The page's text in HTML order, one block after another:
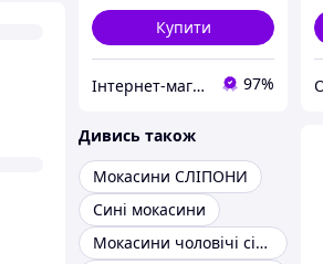
Купити
Інтернет-магазин Minimalka.com - мінімальні ціни на одяг та взуття, спідню білизну та інші товари 97%
Дивись також
Мокасини СЛІПОНИ
Сині мокасини
Мокасини чоловічі сітка гіпаніс